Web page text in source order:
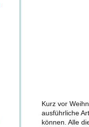
Kurz vor
ausführliche
können. Alle